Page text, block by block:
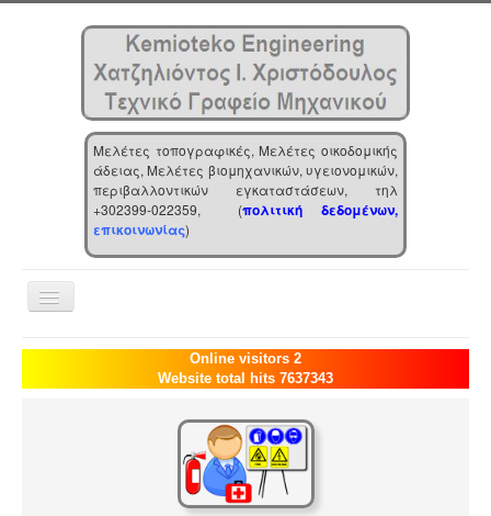
Μελέτες τοπογραφικές, Μελέτες οικοδομικής
άδειας, Μελέτες βιομηχανικών, υγειονομικών,
περιβαλλοντικών εγκαταστάσεων, τηλ
+302399-022359, (πολιτική δεδομένων,
επικοινωνίας)
Toggle
Navigation
Αρχική
Επιχείρηση
Online visitors 2
Website total hits 7637343